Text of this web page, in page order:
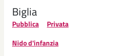
Biglia
Pubblica
Privata
Nido d'infanzia